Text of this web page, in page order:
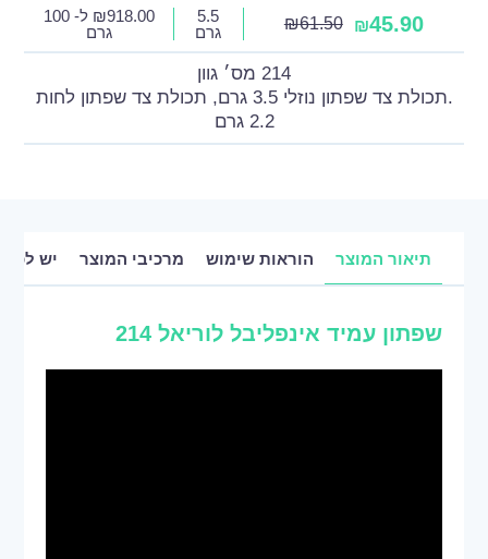
₪45.90
₪61.50
5.5
גרם
₪918.00
ל- 100
גרם
214 מס׳ גוון
.תכולת צד שפתון נוזלי 3.5 גרם, תכולת צד שפתון לחות
2.2 גרם
תיאור המוצר הוראות שימוש מרכיבי המוצר יש
שפתון עמיד אינפליבל לוריאל 214